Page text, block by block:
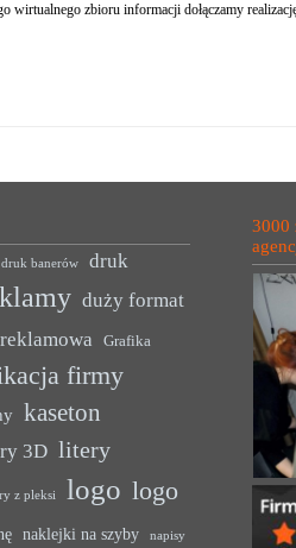
zbioru informacji dołączamy
druk banerów
druk
duży format
Grafika
firmy
kaseton
3D litery
z pleksi logo logo
naklejki na szyby napisy
3000